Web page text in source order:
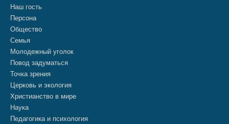
Наш гость
Персона
Общество
Семья
Молодежный уголок
Повод задуматься
Точка зрения
Церковь и экология
Христианство в мире
Наука
Педагогика и психология